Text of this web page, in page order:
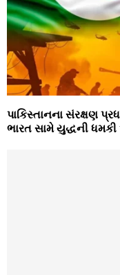
પાકિસ્‍તાનના સંરક્ષણ
ભારત સામે યુદ્ધની